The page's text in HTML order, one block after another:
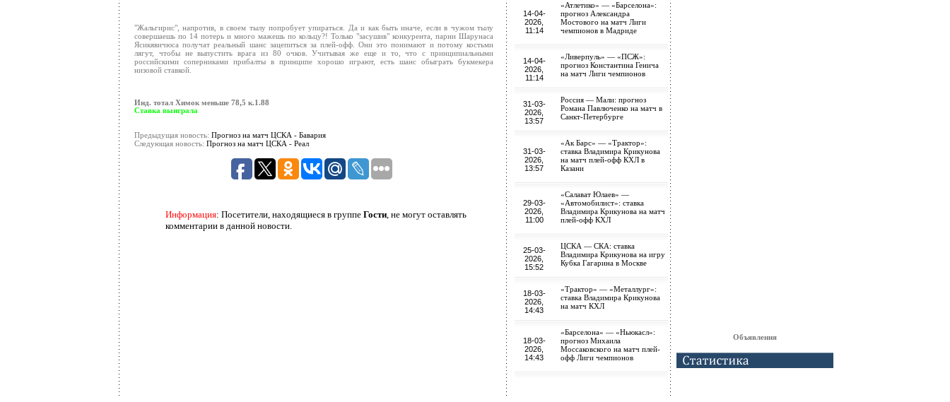
"Жальгирис", напротив, в своем тылу попробует упираться. Да и как быть иначе, если в чужом тылу
совершаешь по 14 потерь и много мажешь по кольцу?! Только "засушив" конкурента, парни Шарунаса
Ясикявичюса получат реальный шанс зацепиться за плей-офф. Они это понимают и потому костьми
лягут, чтобы не выпустить врага из 80 очков. Учитывая же еще и то, что с принципиальными
российскими соперниками прибалты в принципе хорошо играют, есть шанс обыграть букмекера
низовой ставкой.
Инд. тотал Химок меньше 78,5 к.1.88
Ставка выиграла
Предыдущая новость: Прогноз на матч ЦСКА - Бавария
Следующая новость: Прогноз на матч ЦСКА - Реал
Информация: Посетители, находящиеся в группе Гости, не могут оставлять
комментарии в данной новости.
14-04-
2026,
11:14
«Атлетико» — «Барселона»:
прогноз Александра
Мостового на матч Лиги
чемпионов в Мадриде
14-04-
2026,
11:14
«Ливерпуль» — «ПСЖ»:
прогноз Константина Генича
на матч Лиги чемпионов
31-03-
2026,
13:57
Россия — Мали: прогноз
Романа Павлюченко на матч в
Санкт-Петербурге
31-03-
2026,
13:57
«Ак Барс» — «Трактор»:
ставка Владимира Крикунова
на матч плей-офф КХЛ в
Казани
29-03-
2026,
11:00
«Салават Юлаев» —
«Автомобилист»: ставка
Владимира Крикунова на матч
плей-офф КХЛ
25-03-
2026,
15:52
ЦСКА — СКА: ставка
Владимира Крикунова на игру
Кубка Гагарина в Москве
18-03-
2026,
14:43
«Трактор» — «Металлург»:
ставка Владимира Крикунова
на матч КХЛ
18-03-
2026,
14:43
«Барселона» — «Ньюкасл»:
прогноз Михаила
Моссаковского на матч плей-
офф Лиги чемпионов
Объявления